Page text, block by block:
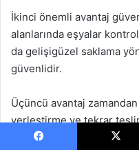
İkinci önemli avantaj
alanlarında eşyalar
da gelişigüzel saklama
güvenlidir.
Üçüncü avantaj
yerleştirme ve tekrar
ekipler tarafından yapılır.